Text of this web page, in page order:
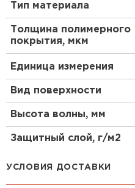
Тип материала
Толщина полимерного
покрытия, мкм
Единица измерения
Вид поверхности
Высота волны, мм
Защитный слой, г/м2
УСЛОВИЯ ДОСТАВКИ